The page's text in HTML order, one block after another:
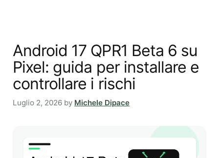
Android 17 QPR1 Beta 6 su
Pixel: guida per installare e
controllare i rischi
Luglio 2, 2026 by Michele Dipace